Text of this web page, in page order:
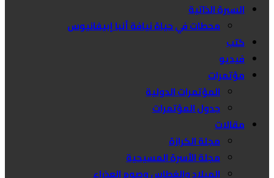
السيرة الذاتية
محطات في حياة نيافة أنبا إبيفانيوس
كتب
فيديو
مؤتمرات
المؤتمرات الدولية
جدول المؤتمرات
مقالات
مجلة الكرازة
مجلة الأسرة المسيحية
الميلاد والغطاس وصوم العذراء